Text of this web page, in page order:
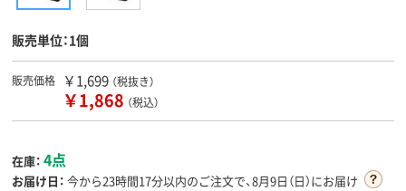
販売単位：1個
販売価格 ￥1,699 （税抜き）
￥1,868 （税込）
在庫： 4点
お届け日： 今から23時間17分以内のご注文で、8月9日（日）にお届け